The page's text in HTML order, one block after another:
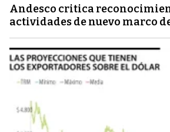
Andesco critica
actividades de nuevo marco